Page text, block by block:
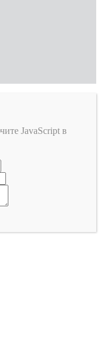
JavaScript в